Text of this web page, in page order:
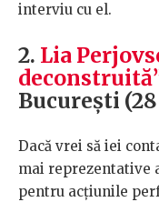
interviu cu el.
2. Lia
București
Dacă vrei să iei
mai reprezentative
pentru acțiunile